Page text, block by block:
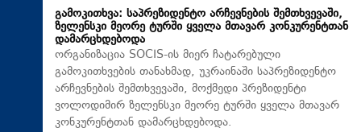
გამოკითხვა: საპრეზიდენტო არჩევნების შემთხვევაში,
ზელენსკი მეორე ტურში ყველა მთავარ კონკურენტთან
დამარცხდებოდა
ორგანიზაცია SOCIS-ის მიერ ჩატარებული
გამოკითხვების თანახმად, უკრაინაში საპრეზიდენტო
არჩევნების შემთხვევაში, მოქმედი პრეზიდენტი
ვოლოდიმირ ზელენსკი მეორე ტურში ყველა მთავარ
კონკურენტთან დამარცხდებოდა.